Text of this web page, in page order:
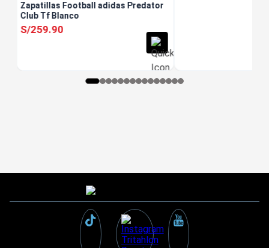
Zapatillas Football adidas Predator
Club Tf Blanco
S/259.90